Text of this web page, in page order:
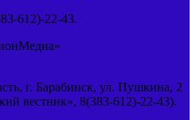
612)-22-43.
г. Барабинск, ул. Пушкина, 2
вестник», 8(383-612)-22-43).